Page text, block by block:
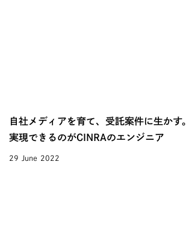
自社メディアを育て、受託案件に生かす
実現できるのがCINRAのエンジニア
29 June 2022